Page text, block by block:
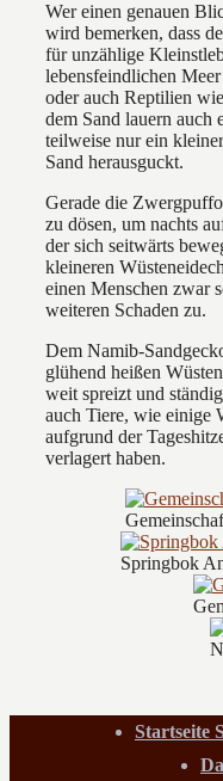
Wer einen genauen
wird bemerken, dass
für unzählige
lebensfeindlichen
oder auch Reptilien
dem Sand lauern auch
teilweise nur ein
Sand herausguckt.
Gerade die
zu dösen, um nachts
der sich seitwärts
kleineren
einen Menschen zwar
weiteren Schaden zu.
Dem Namib-
glühend heißen
weit spreizt und
auch Tiere, wie einige
aufgrund der
verlagert haben.
Springbok
Startseite